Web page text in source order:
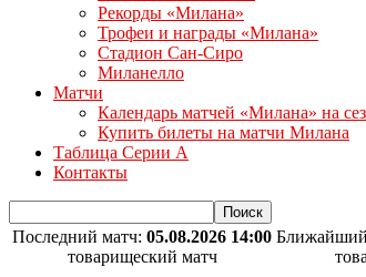
Рекорды «Милана»
Трофеи и награды «Милана»
Стадион Сан-Сиро
Миланелло
Матчи
Календарь матчей «Милана» на
Купить билеты на матчи Милана
Таблица Серии А
Контакты
Последний матч: 05.08.2026 14:00
товарищеский матч